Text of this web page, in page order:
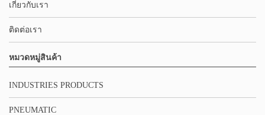
เกี่ยวกับเรา
ติดต่อเรา
หมวดหมู่สินค้า
INDUSTRIES PRODUCTS
PNEUMATIC